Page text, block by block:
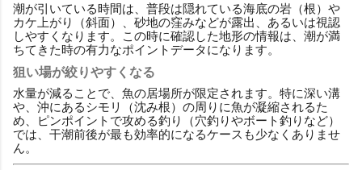
潮が引いている時間は、普段は隠れている海底の岩（根）や
カケ上がり（斜面）、砂地の窪みなどが露出、あるいは視認
しやすくなります。この時に確認した地形の情報は、潮が満
ちてきた時の有力なポイントデータになります。
狙い場が絞りやすくなる
水量が減ることで、魚の居場所が限定されます。特に深い溝
や、沖にあるシモリ（沈み根）の周りに魚が凝縮されるた
め、ピンポイントで攻める釣り（穴釣りやボート釣りなど）
では、干潮前後が最も効率的になるケースも少なくありませ
ん。